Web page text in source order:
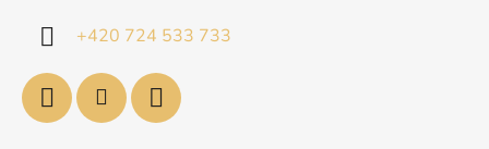
+420 724 533 733